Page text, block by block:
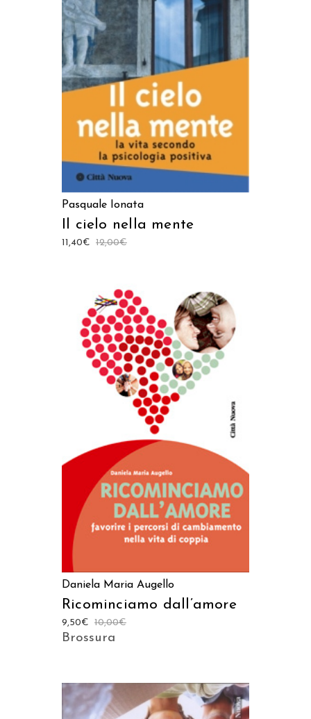
Pasquale Ionata
Il cielo nella mente
12,00€
11,40€
AGGIUNGI AL CARRELLO
Daniela Maria Augello
Ricominciamo dall’amore
10,00€
9,50€
Brossura